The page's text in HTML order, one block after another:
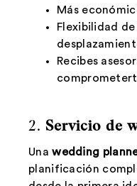
Más
Flexibilidad
Recibes
2. Servicio de
Unawedding
planificación